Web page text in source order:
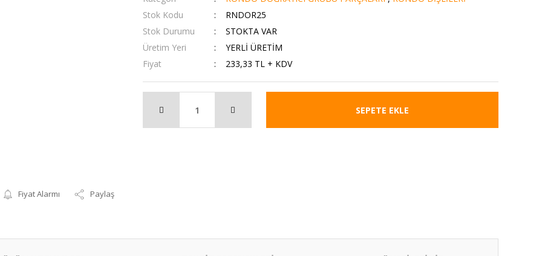
Fiyat Alarmı Paylaş
Stok Kodu
RNDOR25
Stok Durumu
STOKTA VAR
Üretim Yeri
YERLİ ÜRETİM
Fiyat
233,33 TL + KDV
SEPETE EKLE